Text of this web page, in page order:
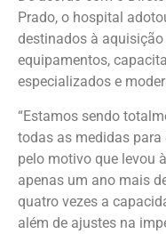
Prado, o hospital
destinados à
equipamentos,
especializados e
“Estamos sendo
todas as medidas
pelo motivo que levou
apenas um ano mais
quatro vezes a
além de ajustes na